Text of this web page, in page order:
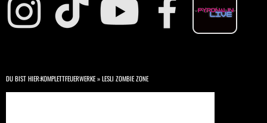
DU BIST HIER:KOMPLETTFEUERWERKE»LESLI ZOMBIE ZONE